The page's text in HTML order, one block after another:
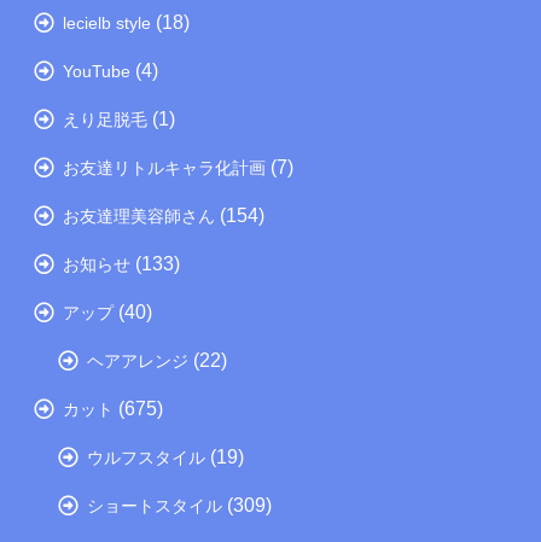
lecielb style (18)
YouTube (4)
えり足脱毛 (1)
お友達リトルキャラ化計画 (7)
お友達理美容師さん (154)
お知らせ (133)
アップ(40)
ヘアアレンジ (22)
カット (675)
ウルフスタイル (19)
ショートスタイル (309)